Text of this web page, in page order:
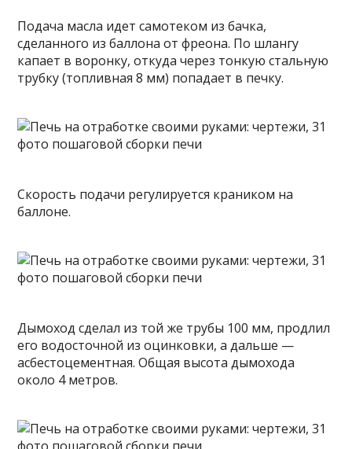
Подача масла идет самотеком из бачка,
сделанного из баллона от фреона. По шлангу
капает в воронку, откуда через тонкую стальную
трубку (топливная 8 мм) попадает в печку.
Скорость подачи регулируется краником на
баллоне.
Дымоход сделал из той же трубы 100 мм, продлил
его водосточной из оцинковки, а дальше —
асбестоцементная. Общая высота дымохода
около 4 метров.